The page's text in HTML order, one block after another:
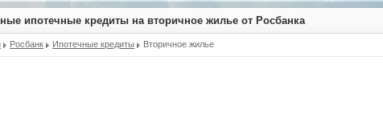
ипотечные кредиты на вторичное жилье от Росбанка
Росбанк Ипотечные кредиты Вторичное жилье